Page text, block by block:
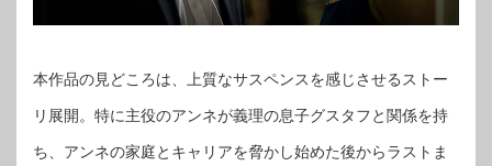
本作品の見どころは、上質なサスペンスを感じさせるストー
リ展開。特に主役のアンネが義理の息子グスタフと関係を持
ち、アンネの家庭とキャリアを脅かし始めた後からラストま